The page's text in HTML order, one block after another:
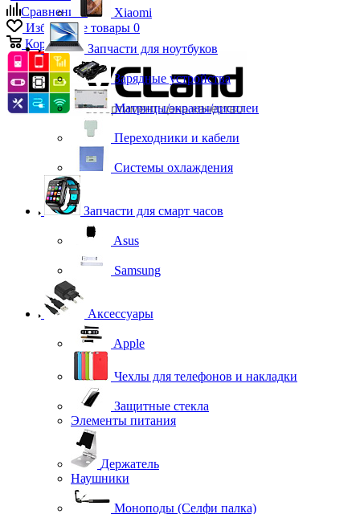
Сравнение
0
Избранные товары 0
Корзина 0
Xiaomi
Запчасти для ноутбуков
Зарядные устройства
Матрицы/экраны/дисплеи
Переходники и кабели
Системы охлаждения
Запчасти для смарт часов
Asus
Samsung
Аксессуары
Apple
Чехлы для телефонов и накладки
Защитные стекла
Элементы питания
Держатель
Наушники
Моноподы (Селфи палка)